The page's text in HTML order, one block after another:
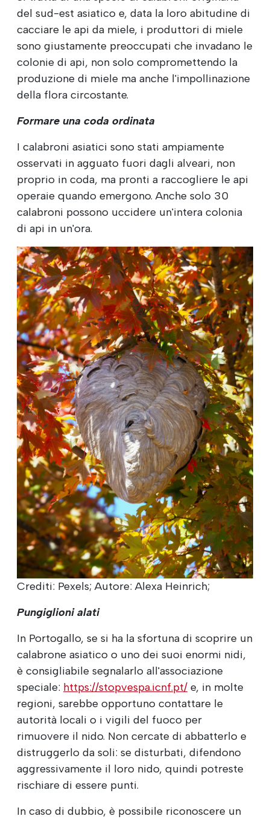
del sud-est asiatico e, data la loro abitudine di
cacciare le api da miele, i produttori di miele
sono giustamente preoccupati che invadano le
colonie di api, non solo compromettendo la
produzione di miele ma anche l'impollinazione
della flora circostante.
Formare una coda ordinata
I calabroni asiatici sono stati ampiamente
osservati in agguato fuori dagli alveari, non
proprio in coda, ma pronti a raccogliere le api
operaie quando emergono. Anche solo 30
calabroni possono uccidere un'intera colonia
di api in un'ora.
Crediti: Pexels; Autore: Alexa Heinrich;
Pungiglioni alati
In Portogallo, se si ha la sfortuna di scoprire un
calabrone asiatico o uno dei suoi enormi nidi,
è consigliabile segnalarlo all'associazione
speciale: https://stopvespa.icnf.pt/ e, in molte
regioni, sarebbe opportuno contattare le
autorità locali o i vigili del fuoco per
rimuovere il nido. Non cercate di abbatterlo e
distruggerlo da soli: se disturbati, difendono
aggressivamente il loro nido, quindi potreste
rischiare di essere punti.
In caso di dubbio, è possibile riconoscere un